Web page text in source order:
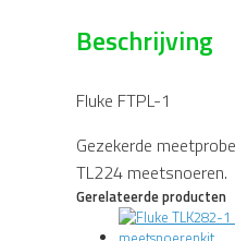
meetsnoeren.
Beschrijving
Fluke FTPL-1
Gezekerde
TL224 meetsnoeren.
Gerelateerde producten